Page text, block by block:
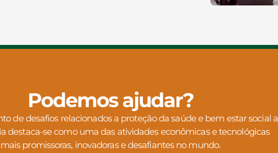
Podemos ajudar?
de desafios relacionados a proteção da saúde e bem estar social a
destaca-se como uma das atividades econômicas e tecnológicas
mais promissoras, inovadoras e desafiantes no mundo.